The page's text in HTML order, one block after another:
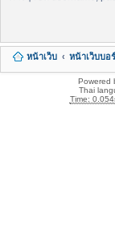
หน้าเว็บ หน้าเว็บบอ
Powered
Thai
Time: